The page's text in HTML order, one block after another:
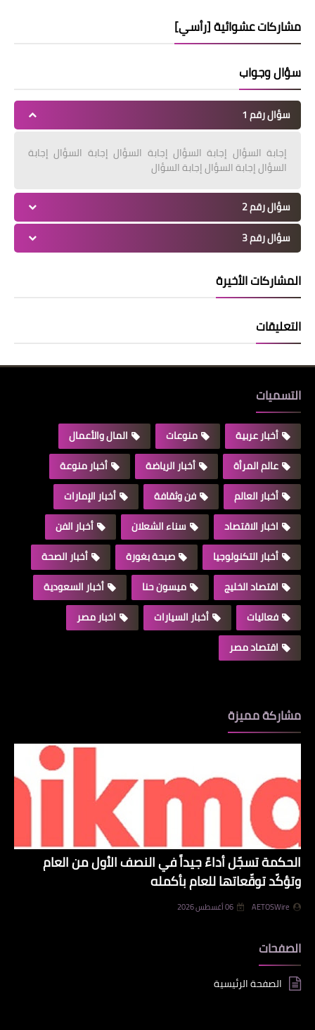
مشاركات عشوائية [رأسي]
سؤال وجواب
سؤال رقم 1
إجابة السؤال إجابة السؤال إجابة السؤال إجابة السؤال إجابة
السؤال إجابة السؤال إجابة السؤال
سؤال رقم 2
سؤال رقم 3
المشاركات الأخيرة
التعليقات
التسميات
أخبار عربية منوعات
المال والأعمال
عالم المرأة
أخبار الرياضة
أخبار منوعة
أخبار العالم
فن وثقافة
أخبار الإمارات
اخبار الاقتصاد
سناء الشعلان
أخبار الفن
أخبار التكنولوجيا
صبحة بغورة
أخبار الصحة
اقتصاد الخليج
ميسون حنا
أخبار السعودية
فعاليات
أخبار السيارات
اخبار مصر
اقتصاد مصر
مشاركة مميزة
الحكمة تسجّل أداءً جيداً في النصف الأول من العام
وتؤكّد توقّعاتها للعام بأكمله
AETOSWire 06 أغسطس 2026
الصفحات
الصفحة الرئيسية